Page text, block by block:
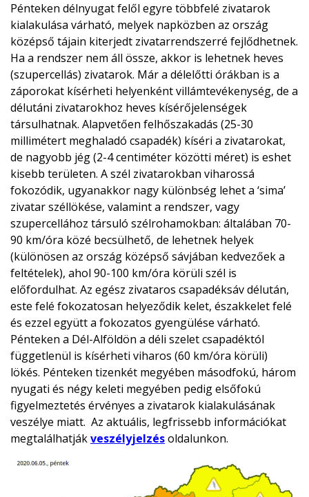
Pénteken délnyugat felől egyre többfelé zivatarok
kialakulása várható, melyek napközben az ország
középső tájain kiterjedt zivatarrendszerré fejlődhetnek.
Ha a rendszer nem áll össze, akkor is lehetnek heves
(szupercellás) zivatarok. Már a délelőtti órákban is a
záporokat kísérheti helyenként villámtevékenység, de a
délutáni zivatarokhoz heves kísérőjelenségek
társulhatnak. Alapvetően felhőszakadás (25-30
millimétert meghaladó csapadék) kíséri a zivatarokat,
de nagyobb jég (2-4 centiméter közötti méret) is eshet
kisebb területen. A szél zivatarokban viharossá
fokozódik, ugyanakkor nagy különbség lehet a ‘sima’
zivatar széllökése, valamint a rendszer, vagy
szupercellához társuló szélrohamokban: általában 70-
90 km/óra közé becsülhető, de lehetnek helyek
(különösen az ország középső sávjában kedvezőek a
feltételek), ahol 90-100 km/óra körüli szél is
előfordulhat. Az egész zivataros csapadéksáv délután,
este felé fokozatosan helyeződik kelet, északkelet felé
és ezzel együtt a fokozatos gyengülése várható.
Pénteken a Dél-Alföldön a déli szelet csapadéktól
függetlenül is kísérheti viharos (60 km/óra körüli)
lökés. Pénteken tizenkét megyében másodfokú, három
nyugati és négy keleti megyében pedig elsőfokú
figyelmeztetés érvényes a zivatarok kialakulásának
veszélye miatt. Az aktuális, legfrissebb információkat
megtalálhatjákveszélyjelzésoldalunkon.